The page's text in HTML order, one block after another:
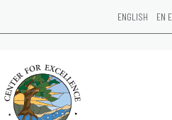
ENGLISH EN